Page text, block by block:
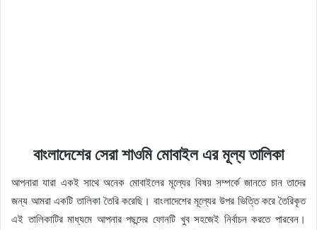
বাংলাদেশের সেরা শাওমি মোবাইল এর মূল্য তালিকা
আপনারা যারা একই সাথে অনেক মোবাইলের মূল্যের বিষয় সম্পর্কে জানতে চান তাদের
জন্য আমরা একটি তালিকা তৈরি করেছি। বাংলাদেশের মূল্যের উপর ভিত্তি করে তৈরিকৃত
এই তালিকাটির মাধ্যমে আপনার পছন্দের ফোনটি খুব সহজেই নির্বাচন করতে পারবেন।